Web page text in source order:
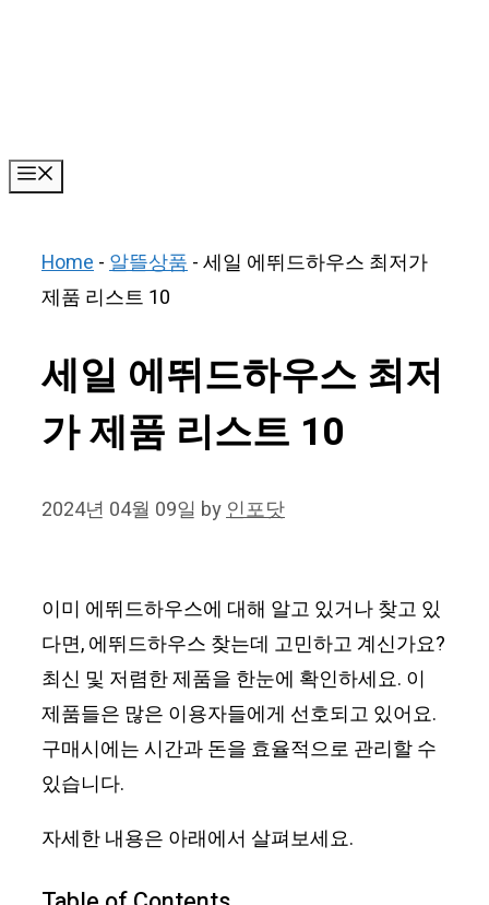
Home-알뜰상품-세일 에뛰드하우스 최저가
제품 리스트 10
세일 에뛰드하우스 최저
가 제품 리스트 10
2024년 04월 09일 by인포닷
이미 에뛰드하우스에 대해 알고 있거나 찾고 있
다면, 에뛰드하우스 찾는데 고민하고 계신가요?
최신 및 저렴한 제품을 한눈에 확인하세요. 이
제품들은 많은 이용자들에게 선호되고 있어요.
구매시에는 시간과 돈을 효율적으로 관리할 수
있습니다.
자세한 내용은 아래에서 살펴보세요.